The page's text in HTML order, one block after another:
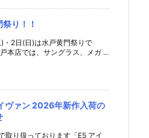
り！！
・2日(日)は水戸黄門祭りで
本店では、サングラス、メガ ...
ヴァン 2026年新作入荷の
取り扱っております「E5 アイ